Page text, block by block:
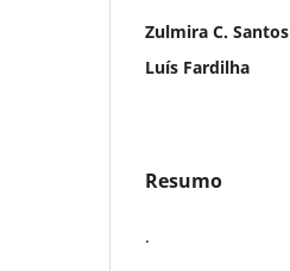
Zulmira C. Santos
Luís Fardilha
Resumo
.